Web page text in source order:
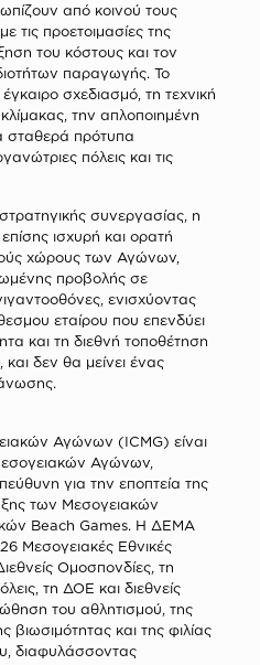
από κοινού τους
τις προετοιμασίες της
του κόστους και τον
παραγωγής. Το
σχεδιασμό, τη τεχνική
κλίμακας, την απλοποιημένη
σταθερά πρότυπα
πόλεις και τις
συνεργασίας, η
ισχυρή και ορατή
χώρους των Αγώνων,
προβολής σε
ενισχύοντας
εταίρου που επενδύει
και τη διεθνή τοποθέτηση
δεν θα μείνει ένας
Αγώνων (ICMG) είναι
Αγώνων,
για την εποπτεία της
των Μεσογειακών
Beach Games. Η ΔΕΜΑ
Μεσογειακές Εθνικές
Ομοσπονδίες, τη
τη ΔΟΕ και διεθνείς
του αθλητισμού, της
βιωσιμότητας και της φιλίας
διαφυλάσσοντας